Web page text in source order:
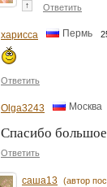
↑ Ответить
харисса Пермь
Ответить
Olga3243 Москва
Спасибо
Ответить
саша13 (автор